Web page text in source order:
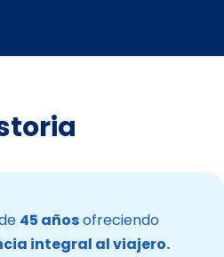
45 añosofreciendo
integral al viajero.